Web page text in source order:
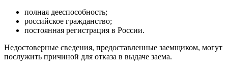
полная дееспособность;
российское гражданство;
постоянная регистрация в России.
Недостоверные сведения, предоставленные заемщиком, могут
послужить причиной для отказа в выдаче заема.